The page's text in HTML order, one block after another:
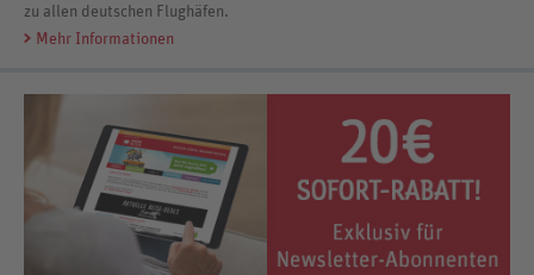
zu allen deutschen Flughäfen.
Mehr Informationen